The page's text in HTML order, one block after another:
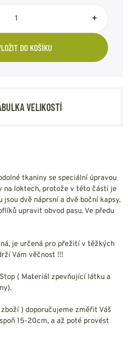
+
DO KOŠÍKU
VELIKOSTÍ
tkaniny se speciální úpravou
na loktech, protože v této části je
jsou dvě náprsní a dvě boční kapsy.
upravit obvod pasu. Ve předu
je určená pro přežití v těžkých
Vám věčnost !!!
( Materiál zpevňující látku a
) doporučujeme změřit Váš
15-20cm, a až poté provést